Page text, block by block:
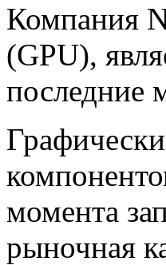
Компания
(GPU),
последние
момента
рыночная